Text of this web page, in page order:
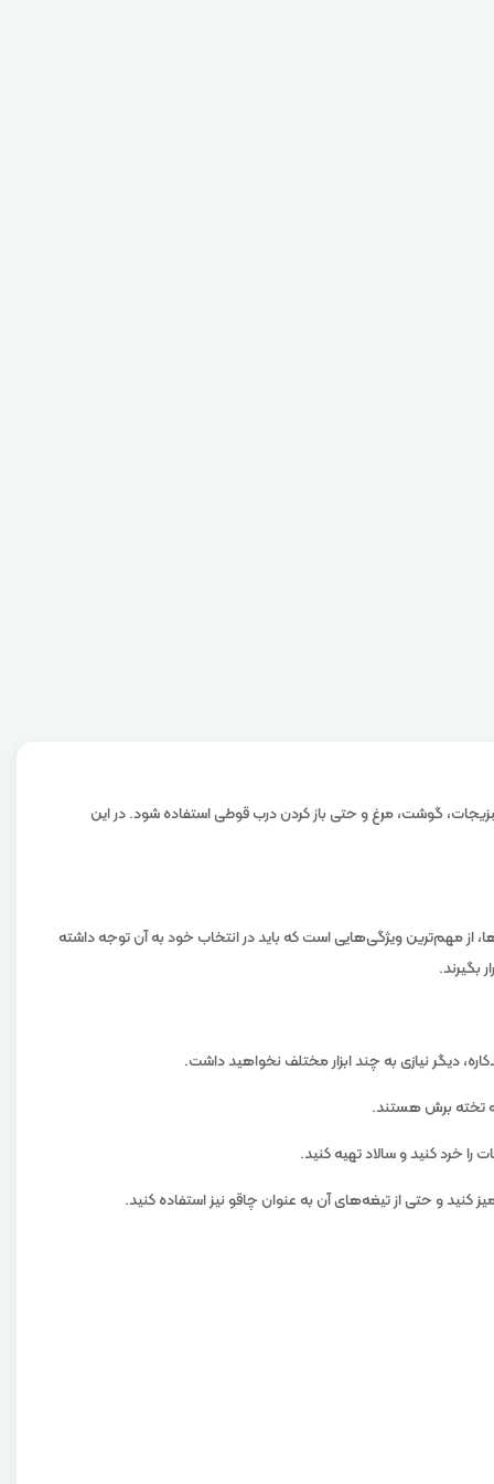
گوشت، مرغ و حتی باز کردن درب قوطی استفاده شود. در این
مهم‌ترین ویژگی‌هایی است که باید در انتخاب خود به آن توجه داشته
بگیرند.
دیگر نیازی به چند ابزار مختلف نخواهید داشت.
تخته برش هستند.
خرد کنید و سالاد تهیه کنید.
و حتی از تیغه‌های آن به عنوان چاقو نیز استفاده کنید.